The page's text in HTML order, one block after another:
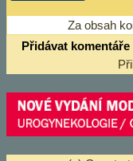
Za obsah
Přidávat